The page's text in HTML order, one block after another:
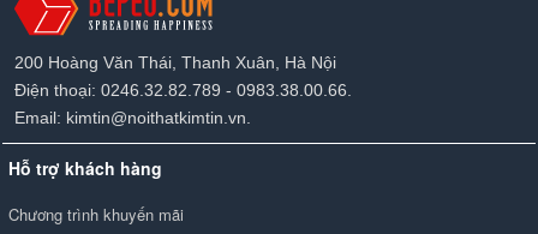
200 Hoàng Văn Thái, Thanh Xuân, Hà Nội
Điện thoại: 0246.32.82.789 - 0983.38.00.66.
Email: kimtin@noithatkimtin.vn.
Hỗ trợ khách hàng
Chương trình khuyến mãi